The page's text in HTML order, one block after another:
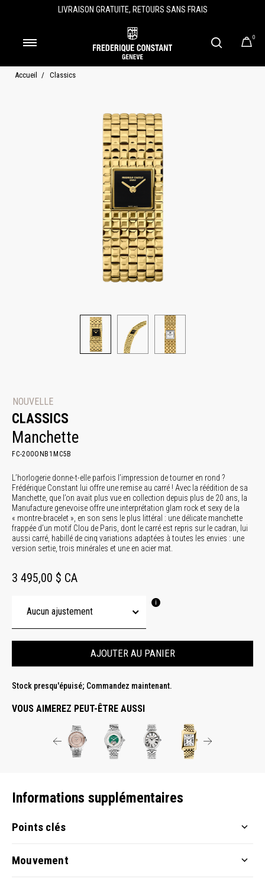
LIVRAISON GRATUITE, RETOURS SANS FRAIS
0
Accueil Classics
NOUVELLE
CLASSICS
Manchette
FC-200ONB1MC5B
L’horlogerie donne-t-elle parfois l’impression de tourner en rond ?
Frédérique Constant lui offre une remise au carré ! Avec la réédition de sa
Manchette, que l’on avait plus vue en collection depuis plus de 20 ans, la
Manufacture genevoise offre une interprétation glam rock et sexy de la
« montre-bracelet », en son sens le plus littéral : une délicate manchette
frappée d’un motif Clou de Paris, dont le carré est repris sur le cadran, lui
aussi carré, habillé de cinq variations adaptées à toutes les envies : une
version sertie, trois minérales et une en acier mat.
3 495,00 $ CA
AJOUTER AU PANIER
Stock presqu'épuisé; Commandez maintenant.
VOUS AIMEREZ PEUT-ÊTRE AUSSI
Informations supplémentaires
Points clés
Mouvement